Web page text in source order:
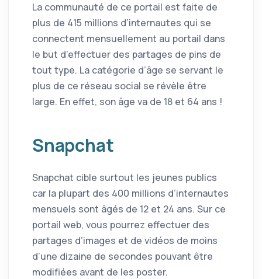
La communauté de ce portail est faite de
plus de 415 millions d’internautes qui se
connectent mensuellement au portail dans
le but d’effectuer des partages de pins de
tout type. La catégorie d’âge se servant le
plus de ce réseau social se révèle être
large. En effet, son âge va de 18 et 64 ans !
Snapchat
Snapchat cible surtout les jeunes publics
car la plupart des 400 millions d’internautes
mensuels sont âgés de 12 et 24 ans. Sur ce
portail web, vous pourrez effectuer des
partages d’images et de vidéos de moins
d’une dizaine de secondes pouvant être
modifiées avant de les poster.